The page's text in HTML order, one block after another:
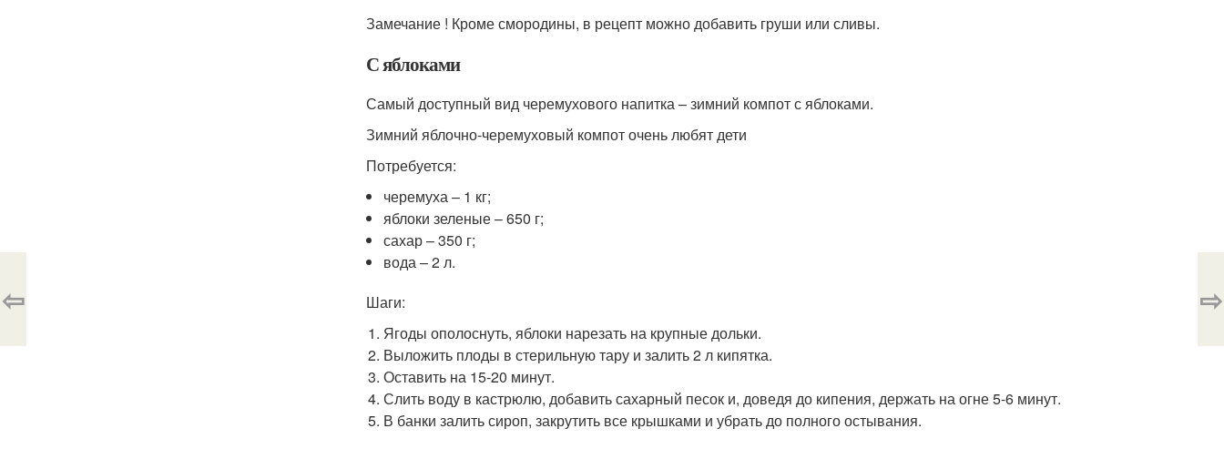
Замечание ! Кроме смородины, в рецепт можно добавить груши или сливы.
С яблоками
Самый доступный вид черемухового напитка – зимний компот с яблоками.
Зимний яблочно-черемуховый компот очень любят дети
Потребуется:
черемуха – 1 кг;
яблоки зеленые – 650 г;
сахар – 350 г;
вода – 2 л.
Шаги:
Ягоды ополоснуть, яблоки нарезать на крупные дольки.
Выложить плоды в стерильную тару и залить 2 л кипятка.
Оставить на 15-20 минут.
Слить воду в кастрюлю, добавить сахарный песок и, доведя до кипения, держать на огне 5-6 минут.
В банки залить сироп, закрутить все крышками и убрать до полного остывания.
⇦ ⇨